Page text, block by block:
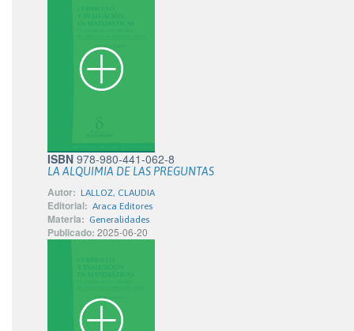
ISBN 978-980-441-062-8
LA ALQUIMIA DE LAS PREGUNTAS
Autor: LALLOZ, CLAUDIA
Editorial: Araca Editores
Materia: Generalidades
Publicado: 2025-06-20